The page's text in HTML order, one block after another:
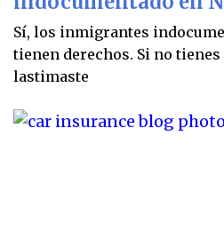
Sí, los inmigrantes
tienen derechos. Si no
lastimaste